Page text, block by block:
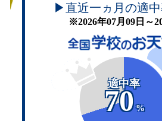
▶直近一ヵ月の適
※2026年07月09日～
適中率
70
%